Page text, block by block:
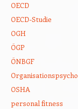
OECD
OECD-Studie
OGH
ÖGP
ÖNBGF
OSHA
personal fitness